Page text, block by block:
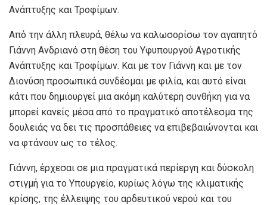
Ανάπτυξης και Τροφίμων.
Από την άλλη πλευρά, θέλω να καλωσορίσω τον αγαπητό
Γιάννη Ανδριανό στη θέση του Υφυπουργού Αγροτικής
Ανάπτυξης και Τροφίμων. Και με τον Γιάννη και με τον
Διονύση προσωπικά συνδέομαι με φιλία, και αυτό είναι
κάτι που δημιουργεί μια ακόμη καλύτερη συνθήκη για να
μπορεί κανείς μέσα από το πραγματικό αποτέλεσμα της
δουλειάς να δει τις προσπάθειες να επιβεβαιώνονται και
να φτάνουν ως το τέλος.
Γιάννη, έρχεσαι σε μια πραγματικά περίεργη και δύσκολη
στιγμή για το Υπουργείο, κυρίως λόγω της κλιματικής
κρίσης, της έλλειψης του αρδευτικού νερού και του